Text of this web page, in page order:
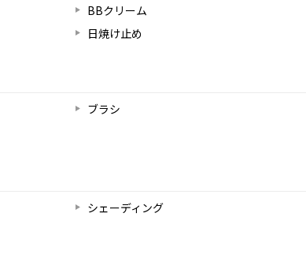
BBクリーム
日焼け止め
ブラシ
シェーディング